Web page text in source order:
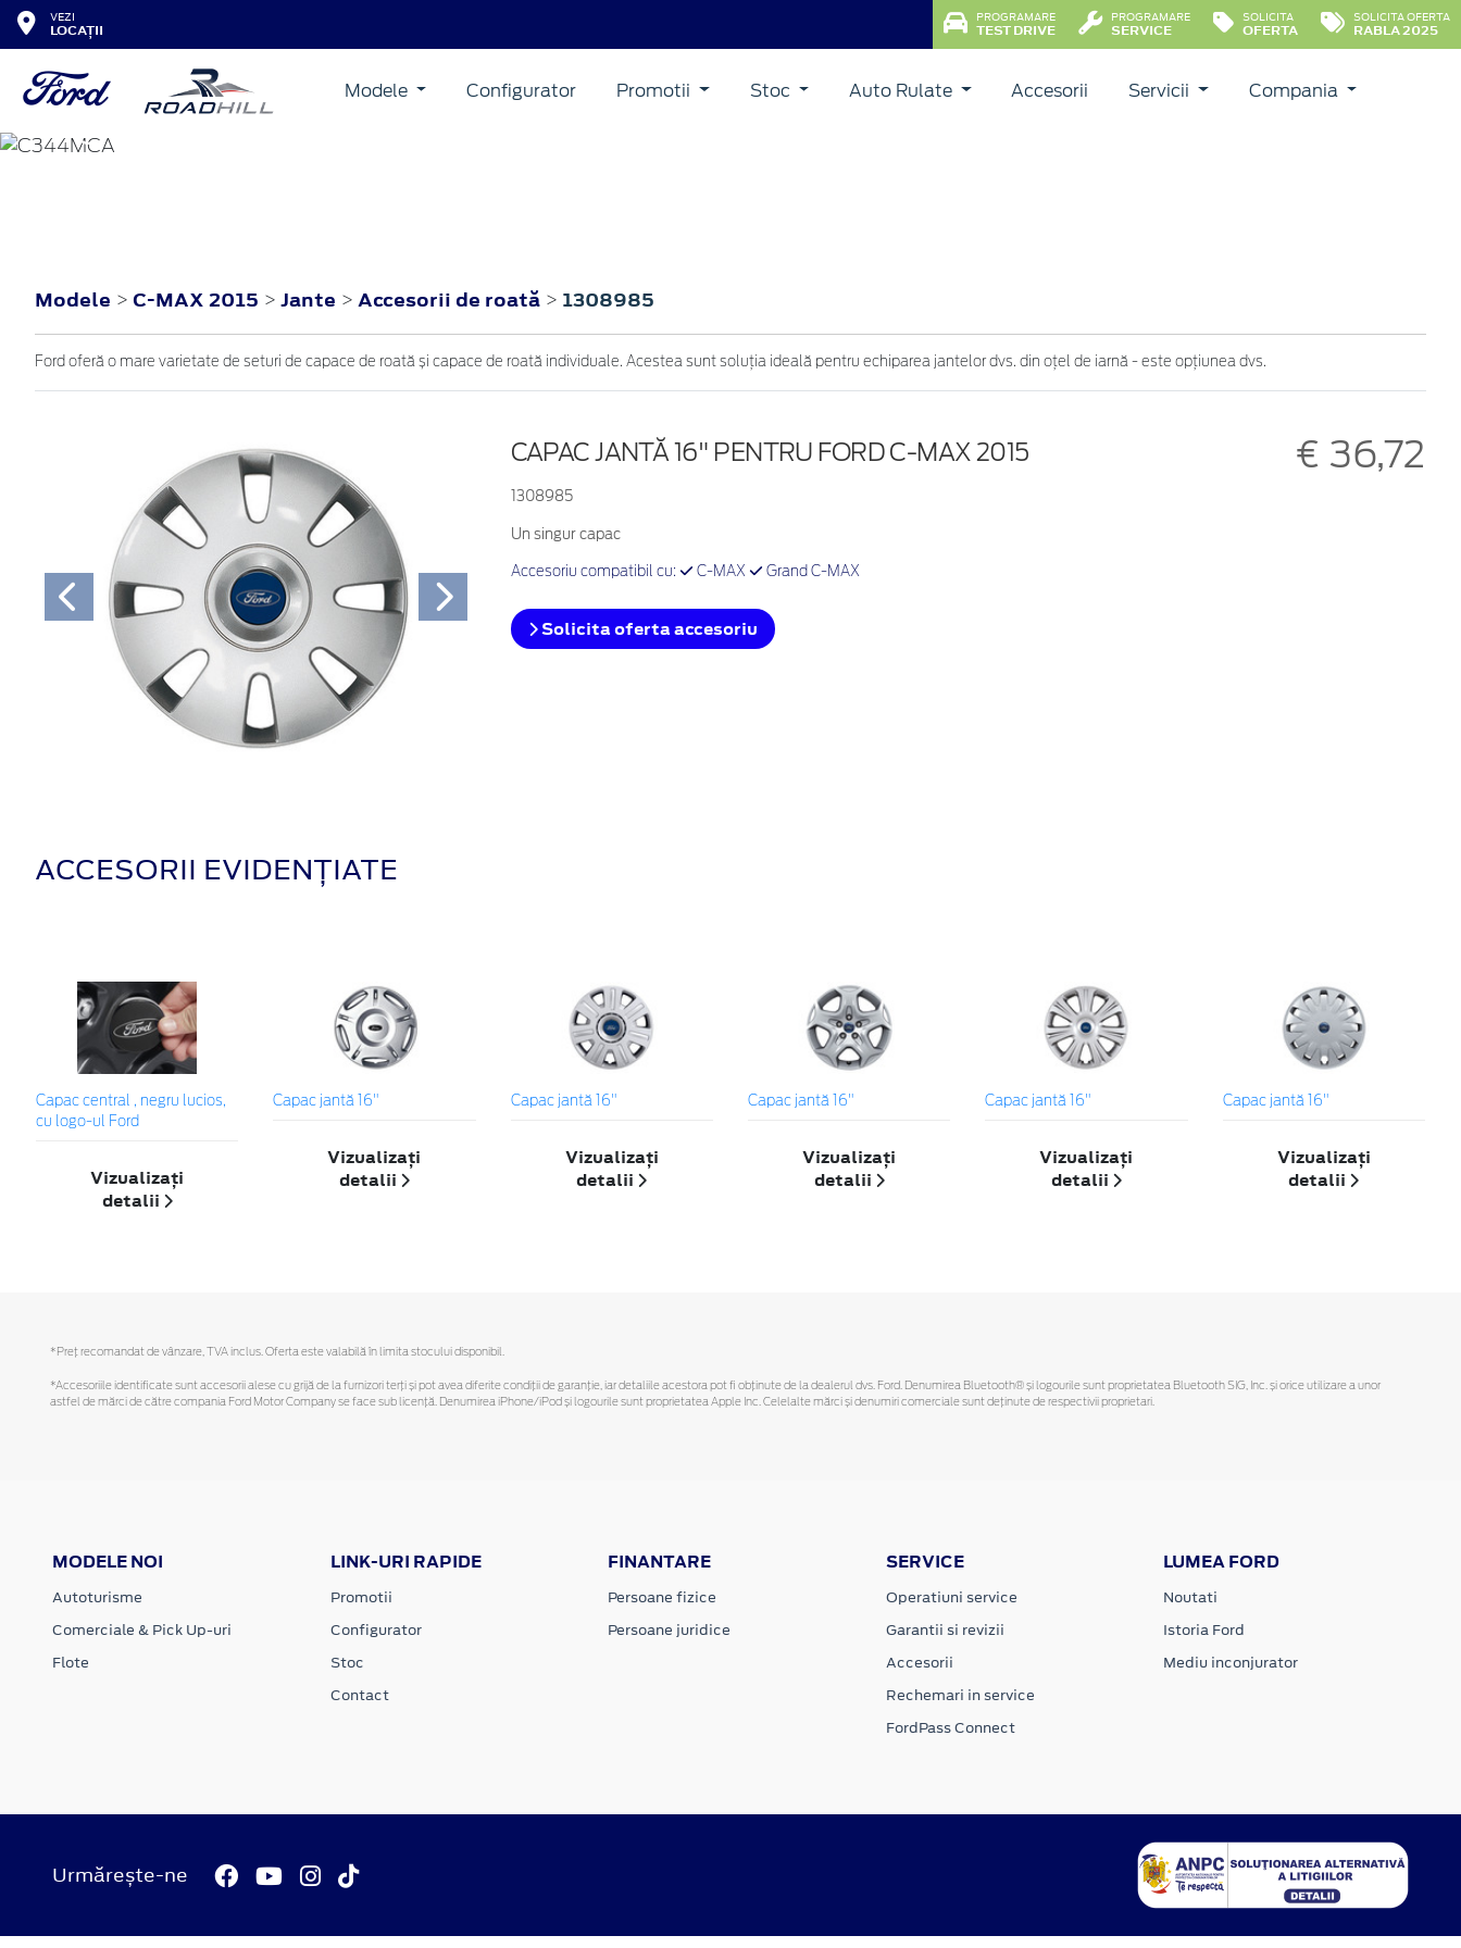
VEZI
LOCAȚII
PROGRAMARE
TEST DRIVE
PROGRAMARE
SERVICE
SOLICITA
OFERTA
SOLICITA OFERTA
RABLA 2025
Modele Configurator Promotii Stoc Auto Rulate Accesorii Servicii Compania
C-MAX
Modele > C-MAX 2015 > Jante > Accesorii de roată > 1308985
Ford oferă o mare varietate de seturi de capace de roată și capace de roată individuale. Acestea sunt soluția ideală pentru echiparea jantelor dvs. din oțel de iarnă - este opțiunea dvs.
CAPAC JANTĂ 16" PENTRU FORD C-MAX 2015
1308985
€ 36,72
Un singur capac
Accesoriu compatibil cu: C-MAX Grand C-MAX
Solicita oferta accesoriu
ACCESORII EVIDENȚIATE
Capac central , negru lucios,
cu logo-ul Ford
Vizualizați
detalii
Capac jantă 16"
Vizualizați
detalii
Capac jantă 16"
Vizualizați
detalii
Capac jantă 16"
Vizualizați
detalii
Capac jantă 16"
Vizualizați
detalii
Capac jantă 16"
Vizualizați
detalii
*Preţ recomandat de vânzare, TVA inclus. Oferta este valabilă în limita stocului disponibil.
*Accesoriile identificate sunt accesorii alese cu grijă de la furnizori terți și pot avea diferite condiții de garanție, iar detaliile acestora pot fi obținute de la dealerul dvs. Ford. Denumirea Bluetooth® și logourile sunt proprietatea Bluetooth SIG, Inc. și orice utilizare a unor
astfel de mărci de către compania Ford Motor Company se face sub licență. Denumirea iPhone/iPod și logourile sunt proprietatea Apple Inc. Celelalte mărci și denumiri comerciale sunt deținute de respectivii proprietari.
MODELE NOI
Autoturisme
Comerciale & Pick Up-uri
Flote
LINK-URI RAPIDE
Promotii
Configurator
Stoc
Contact
FINANTARE
Persoane fizice
Persoane juridice
SERVICE
Operatiuni service
Garantii si revizii
Accesorii
Rechemari in service
FordPass Connect
LUMEA FORD
Noutati
Istoria Ford
Mediu inconjurator
Urmărește-ne